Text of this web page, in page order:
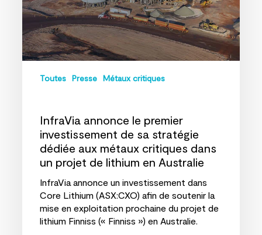
dédiée
aux
métaux
critiques
dans
projet
Australie
Toutes Presse Métaux critiques
InfraVia annonce le premier
investissement de sa stratégie
dédiée aux métaux critiques dans
un projet de lithium en Australie
InfraVia annonce un investissement dans
Core Lithium (ASX:CXO) afin de soutenir la
mise en exploitation prochaine du projet de
lithium Finniss (« Finniss ») en Australie.